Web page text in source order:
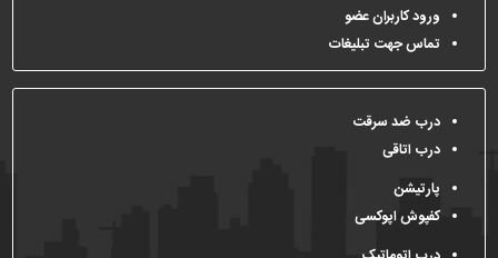
ورود کاربران عضو
تماس جهت تبلیغات
درب ضد سرقت
درب اتاقی
پارتیشن
کفپوش اپوکسی